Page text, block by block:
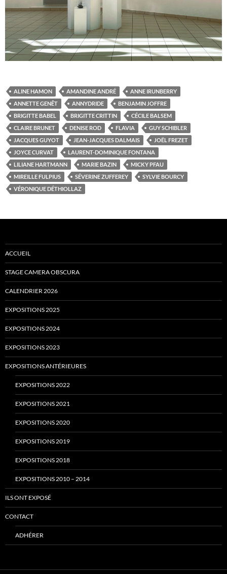
ALINE HAMON AMANDINE ANDRÉ
ANNE IRUNBERRY
ANNETTE GENÊT
ANNYDRIDE
BENJAMIN JOFFRE
BRIGITTE BABEL
BRIGITTE CRITTIN
CÉCILE BALSEM
CLAIRE BRUNET
DENISE ROD FLAVIA
GUY SCHIBLER
JACQUES GUYOT
JEAN-JACQUES DALMAIS
JOËL FREZET
JOYCE CURVAT
LAURENT-DOMINIQUE FONTANA
LILIANE HARTMANN
MARIE BAZIN
MICKY PFAU
MIREILLE FULPIUS
SÉVERINE ZUFFEREY
SYLVIE BOURCY
VÉRONIQUE DÉTHIOLLAZ
ACCUEIL
STAGE CAMERA OBSCURA
CALENDRIER 2026
EXPOSITIONS 2025
EXPOSITIONS 2024
EXPOSITIONS 2023
EXPOSITIONS ANTÉRIEURES
EXPOSITIONS 2022
EXPOSITIONS 2021
EXPOSITIONS 2020
EXPOSITIONS 2019
EXPOSITIONS 2018
EXPOSITIONS 2010 – 2014
ILS ONT EXPOSÉ
CONTACT
ADHÉRER